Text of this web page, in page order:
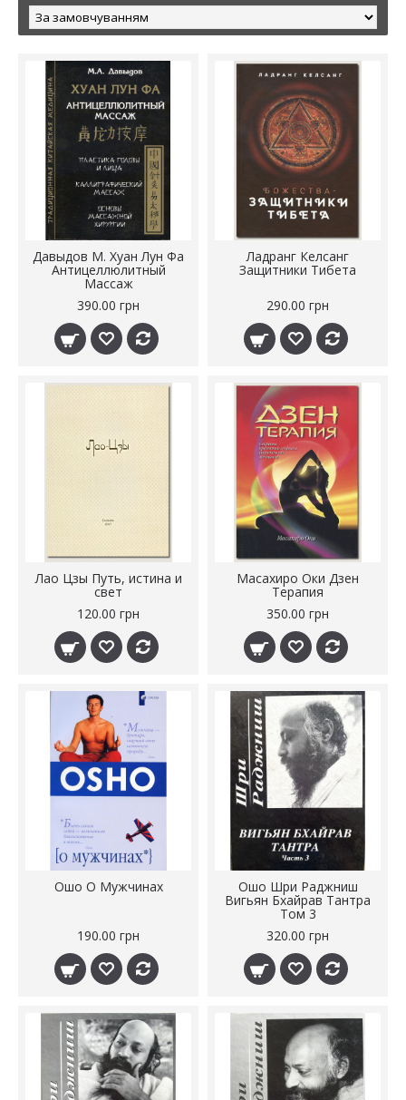
Давыдов М. Хуан Лун Фа
Антицеллюлитный
Массаж
390.00 грн
Ладранг Келсанг
Защитники Тибета
290.00 грн
Лао Цзы Путь, истина и
свет
120.00 грн
Масахиро Оки Дзен
Терапия
350.00 грн
Ошо О Мужчинах
190.00 грн
Ошо Шри Раджниш
Вигьян Бхайрав Тантра
Том 3
320.00 грн